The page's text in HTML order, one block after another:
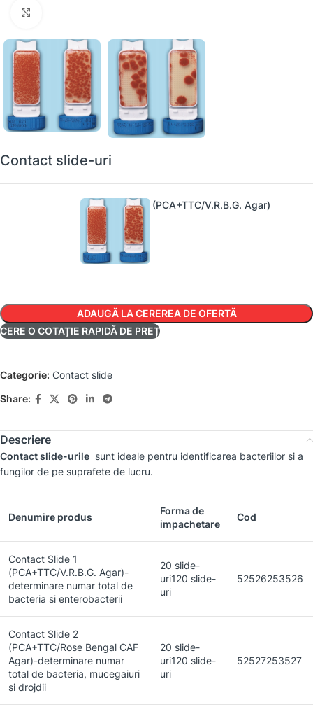
Contact slide-uri
Contact Slide 1 (PCA+TTC/V.R.B.G. Agar)
ADAUGĂ LA CEREREA DE OFERTĂ
CERE O COTAȚIE RAPIDĂ DE PREȚ
Categorie: Contact slide
Share:
Descriere
Contact slide-urile sunt ideale pentru identificarea bacteriilor si a
fungilor de pe suprafete de lucru.
Denumire produs
Forma de
impachetare
Cod
Contact Slide 1
(PCA+TTC/V.R.B.G. Agar)-
determinare numar total de
bacteria si enterobacterii
20 slide-
uri120 slide-
uri
52526253526
Contact Slide 2
(PCA+TTC/Rose Bengal CAF
Agar)-determinare numar
total de bacteria, mucegaiuri
si drojdii
20 slide-
uri120 slide-
uri
52527253527